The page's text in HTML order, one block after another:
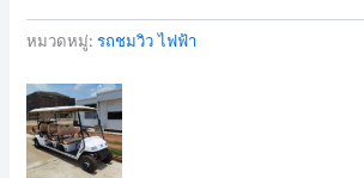
หมวดหมู่:รถชมวิว ไฟฟ้า